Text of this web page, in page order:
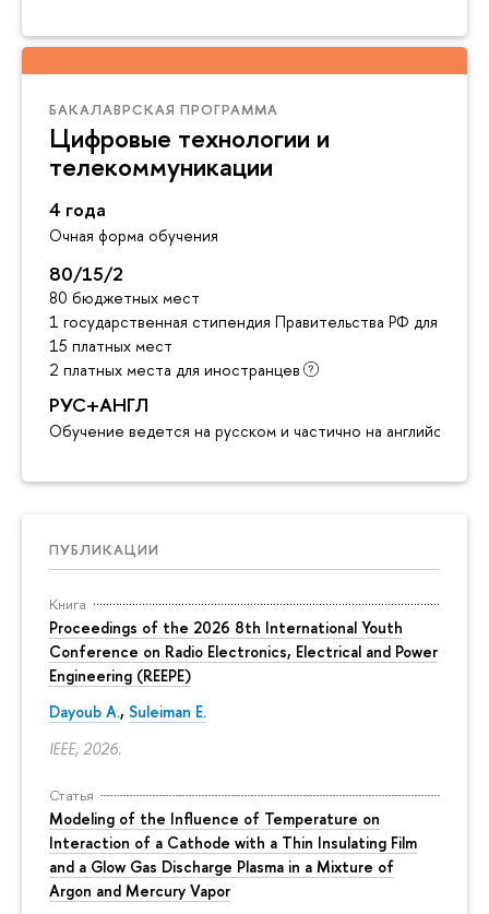
БАКАЛАВРСКАЯ ПРОГРАММА
Цифровые технологии и
телекоммуникации
4 года
Очная форма обучения
80/15/2
80 бюджетных мест
1 государственная стипендия Правительства РФ для
15 платных мест
2 платных места для иностранцев
РУС+АНГЛ
Обучение ведется на русском и частично на английском
ПУБЛИКАЦИИ
Книга
Proceedings of the 2026 8th International Youth
Conference on Radio Electronics, Electrical and Power
Engineering (REEPE)
Dayoub A., Suleiman E.
IEEE, 2026.
Статья
Modeling of the Influence of Temperature on
Interaction of a Cathode with a Thin Insulating Film
and a Glow Gas Discharge Plasma in a Mixture of
Argon and Mercury Vapor